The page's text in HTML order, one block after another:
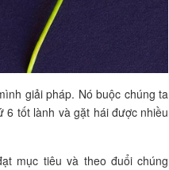
giải pháp. Nó buộc chúng ta
tốt lành và gặt hái được nhiều
mục tiêu và theo đuổi chúng